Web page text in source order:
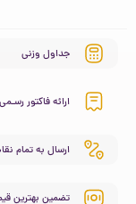
جداول وزنی
ارائه فاکتور رسـمی
ارسال به تمام
تضمین بهترین